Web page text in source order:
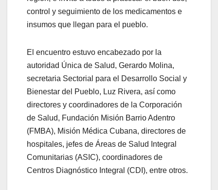
control y seguimiento de los medicamentos e
insumos que llegan para el pueblo.
El encuentro estuvo encabezado por la
autoridad Única de Salud, Gerardo Molina,
secretaria Sectorial para el Desarrollo Social y
Bienestar del Pueblo, Luz Rivera, así como
directores y coordinadores de la Corporación
de Salud, Fundación Misión Barrio Adentro
(FMBA), Misión Médica Cubana, directores de
hospitales, jefes de Áreas de Salud Integral
Comunitarias (ASIC), coordinadores de
Centros Diagnóstico Integral (CDI), entre otros.